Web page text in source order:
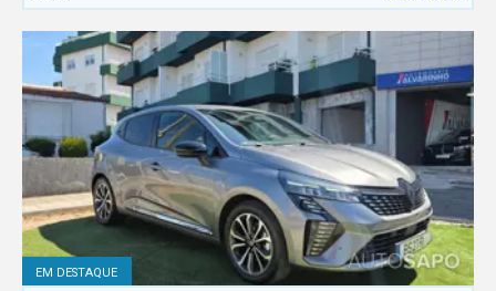
EM DESTAQUE